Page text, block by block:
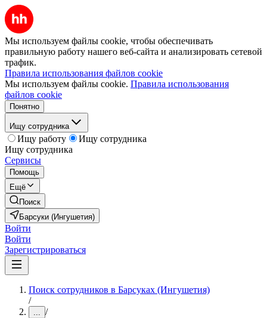
Мы используем файлы cookie, чтобы обеспечивать
правильную работу нашего веб-сайта и анализировать сетевой
трафик.
Правила использования файлов cookie
Мы используем файлы cookie. Правила использования
файлов cookie
Понятно
Ищу сотрудника
Ищу работу
Ищу сотрудника
Ищу сотрудника
Сервисы
Помощь
Ещё
Поиск
Барсуки (Ингушетия)
Войти
Войти
Зарегистрироваться
Поиск сотрудников в Барсуках (Ингушетия)
/
... /